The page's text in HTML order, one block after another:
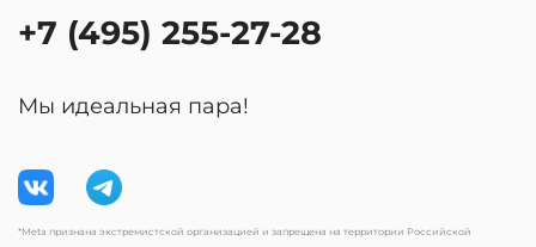
+7 (495) 255-27-28
Мы идеальная пара!
*Meta признана экстремистской организацией и запрещена на территории Российской